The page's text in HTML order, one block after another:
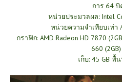
การ 64 บิ
หน่วยประมวลผล: Intel
หน่วยความจำเทียบเท่า
กราฟิก: AMD Radeon HD 7870
660
เก็บ: 45 GB พื้